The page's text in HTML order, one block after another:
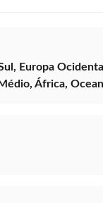
Europa
África,